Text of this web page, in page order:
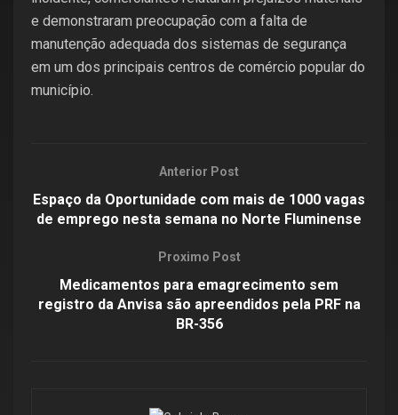
e demonstraram preocupação com a falta de
manutenção adequada dos sistemas de segurança
em um dos principais centros de comércio popular do
município.
Anterior Post
Espaço da Oportunidade com mais de 1000 vagas
de emprego nesta semana no Norte Fluminense
Proximo Post
Medicamentos para emagrecimento sem
registro da Anvisa são apreendidos pela PRF na
BR-356